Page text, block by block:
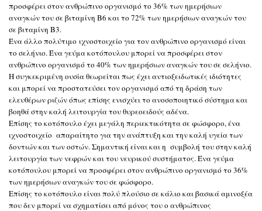
προσφέρει στον ανθρώπινο οργανισμό το 36% των ημερήσιων
αναγκών του σε βιταμίνη Β6 και το 72% των ημερήσιων αναγκών του
σε βιταμίνη Β3.
Ένα άλλο πολύτιμο ιχνοστοιχείο για τον ανθρώπινο οργανισμό είναι
το σελήνιο. Ένα γεύμα κοτόπουλου μπορεί να προσφέρει στον
ανθρώπινο οργανισμό το 40% των ημερήσιων αναγκών του σε σελήνιο.
Η συγκεκριμένη ουσία θεωρείται πως έχει αντιοξειδωτικές ιδιότητες
και μπορεί να προστατεύσει τον οργανισμό από τη δράση των
ελευθέρων ριζών όπως επίσης ενισχύει το ανοσοποιητικό σύστημα και
βοηθά στην καλή λειτουργία του θυρεοειδούς αδένα.
Επίσης το κοτόπουλο έχει μεγάλη περιεκτικότητα σε φώσφορο, ένα
ιχνοστοιχείο απαραίτητο για την ανάπτυξη και την καλή υγεία των
δοντιών και των οστών. Σημαντική είναι και η συμβολή του στην καλή
λειτουργία των νεφρών και του νευρικού συστήματος. Ένα γεύμα
κοτόπουλου μπορεί να προσφέρει στον ανθρώπινο οργανισμό το 36%
των ημερήσιων αναγκών του σε φώσφορο.
Επίσης το κοτόπουλο είναι πολύ πλούσιο σε κάλιο και βασικά αμινοξέα
που δεν μπορεί να σχηματίσει από μόνος του ο ανθρώπινος